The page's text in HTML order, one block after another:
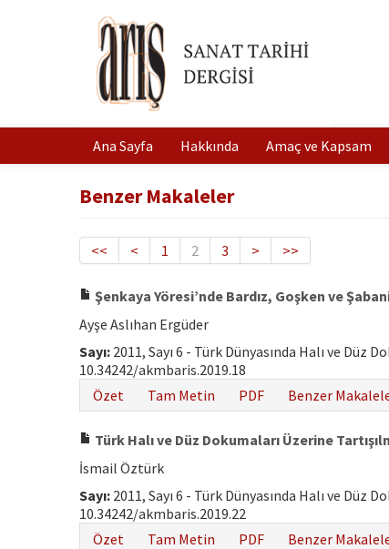
Ana Sayfa Hakkında Amaç ve Kapsam
Benzer Makaleler
<< < 1 2 3 > >>
Şenkaya Yöresi’nde Bardız, Goşken ve
Ayşe Aslıhan Ergüder
Sayı: 2011, Sayı 6 - Türk Dünyasında Halı ve Düz
10.34242/akmbaris.2019.18
Özet Tam Metin PDF Benzer
Türk Halı ve Düz Dokumaları Üzerine
İsmail Öztürk
Sayı: 2011, Sayı 6 - Türk Dünyasında Halı ve Düz
10.34242/akmbaris.2019.22
Özet Tam Metin PDF Benzer